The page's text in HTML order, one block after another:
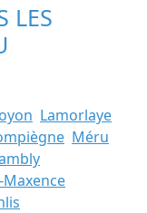
LES
Lamorlaye
Méru